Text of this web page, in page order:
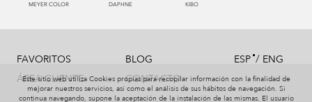
MEYER COLOR DAPHNE KIBO
FAVORITOS
ÁREA CLIENTE
BLOG
CONTACTO
ESP/ ENG
Este sitio web utiliza Cookies propias para recopilar información con la finalidad de
mejorar nuestros servicios, así como el análisis de sus hábitos de navegación. Si
continua navegando, supone la aceptación de la instalación de las mismas. El usuario